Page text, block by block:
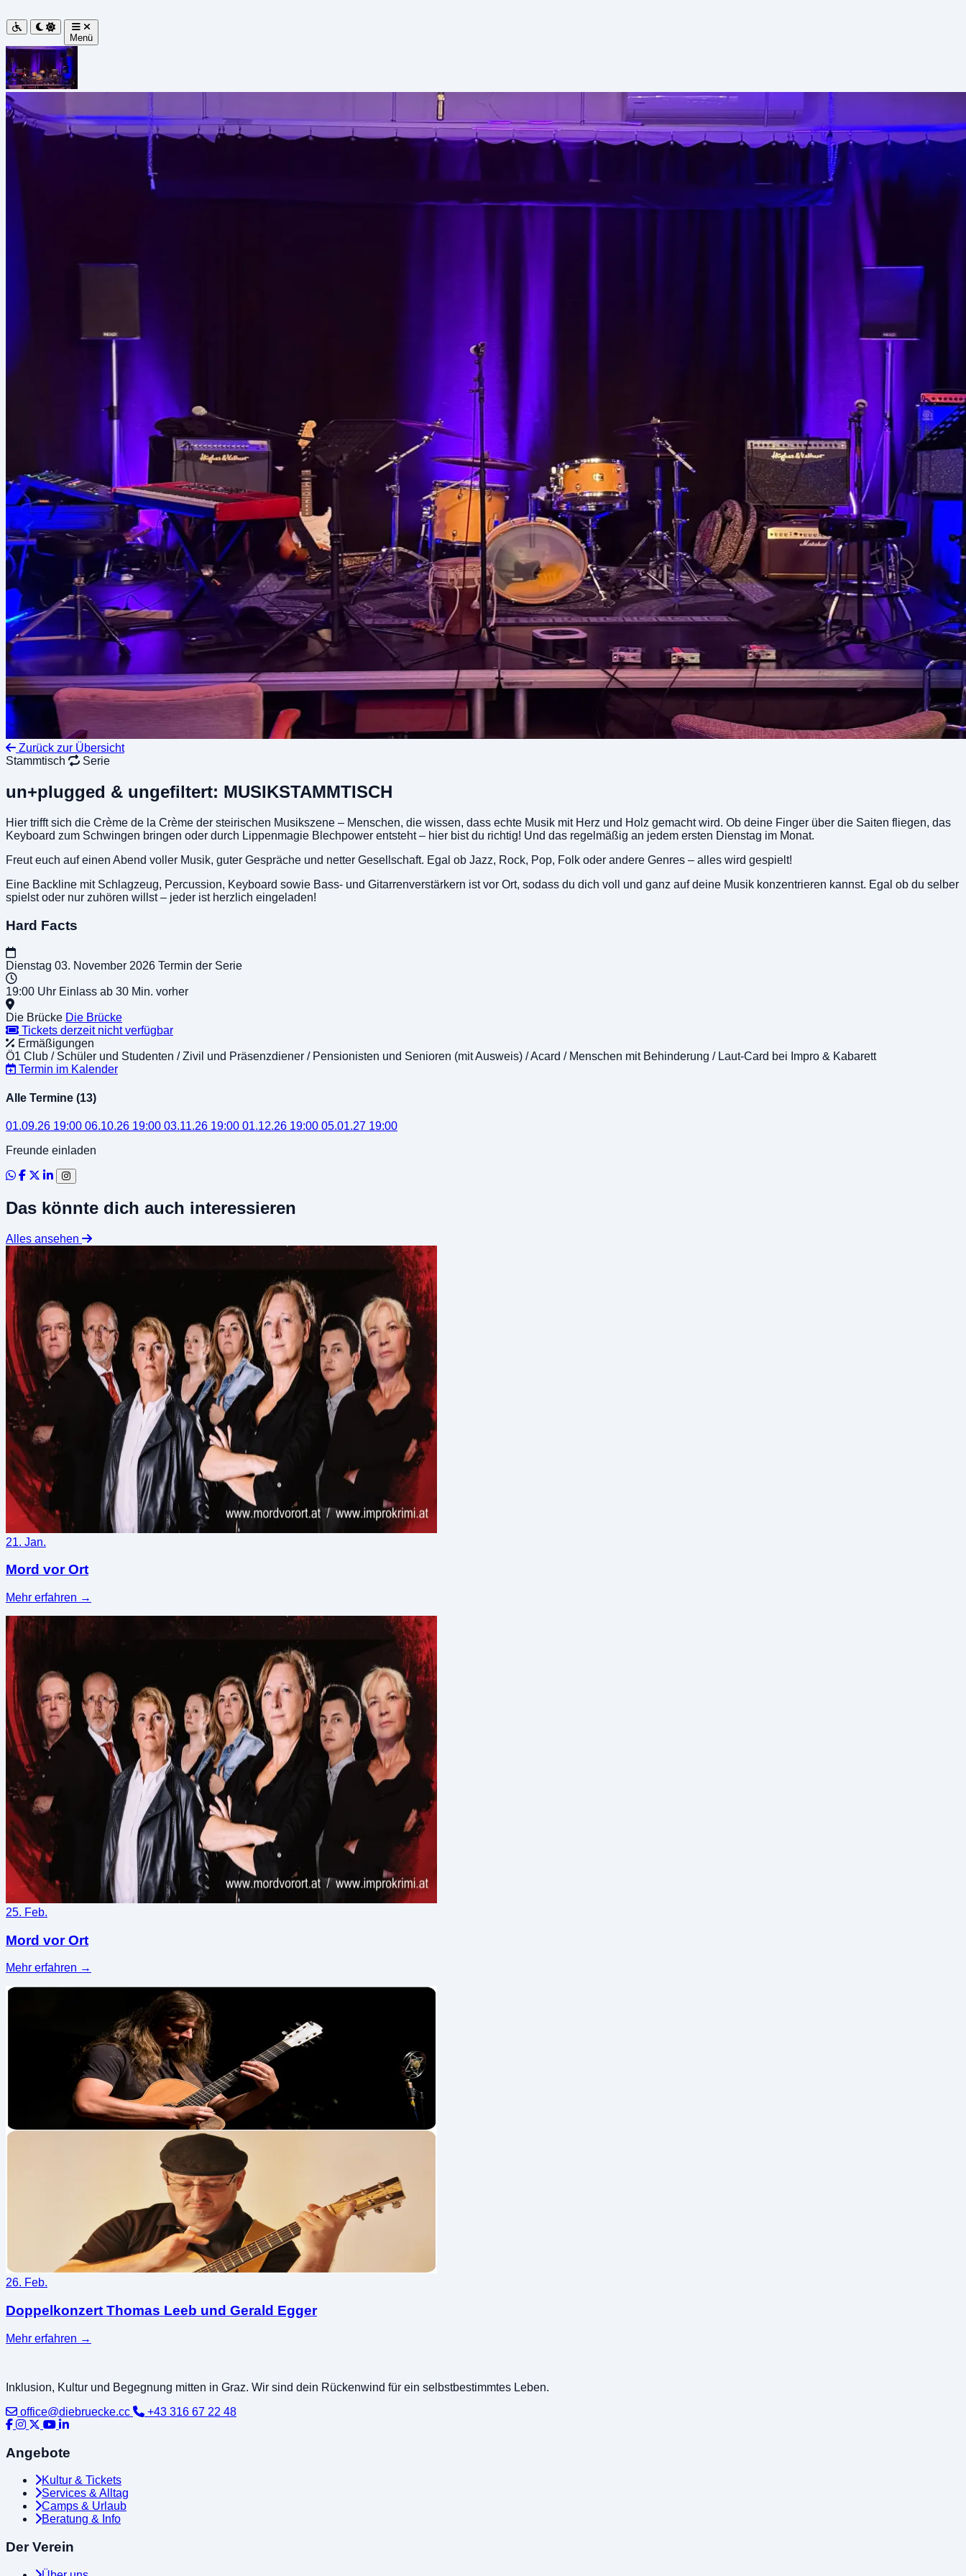
Die Brücke.
Menü
Schließen
Navigation
01
KalenderTermine & Kultur.
02
AngeboteBegleitung & Alltag.
Cit-Trips & Sommercamps.
Team & Mission.
40 Jahre Zeitreise.
Shop
Anfahrt & Hallo.
Grabenstraße 39a, 8010 Graz
Zurück zur Übersicht
Stammtisch
Serie
un+plugged & ungefiltert: MUSIKSTAMMTISCH
Hier trifft sich die Crème de la Crème der steirischen Musikszene – Menschen, die wissen, dass echte Musik mit Herz und Holz gemacht wird. Ob deine Finger über die Saiten fliegen, das
Keyboard zum Schwingen bringen oder durch Lippenmagie Blechpower entsteht – hier bist du richtig! Und das regelmäßig an jedem ersten Dienstag im Monat.
Freut euch auf einen Abend voller Musik, guter Gespräche und netter Gesellschaft. Egal ob Jazz, Rock, Pop, Folk oder andere Genres – alles wird gespielt!
Eine Backline mit Schlagzeug, Percussion, Keyboard sowie Bass- und Gitarrenverstärkern ist vor Ort, sodass du dich voll und ganz auf deine Musik konzentrieren kannst. Egal ob du selber
spielst oder nur zuhören willst – jeder ist herzlich eingeladen!
Hard Facts
Dienstag 03. November 2026 Termin der Serie
19:00 Uhr Einlass ab 30 Min. vorher
Die Brücke Die Brücke
Tickets derzeit nicht verfügbar
Ermäßigungen
Ö1 Club / Schüler und Studenten / Zivil und Präsenzdiener / Pensionisten und Senioren (mit Ausweis) / Acard / Menschen mit Behinderung / Laut-Card bei Impro & Kabarett
Termin im Kalender
Alle Termine (13)
01.09.26 19:00 06.10.26 19:00 03.11.26 19:00 01.12.26 19:00 05.01.27 19:00
Freunde einladen
Das könnte dich auch interessieren
Alles ansehen
21. Jan.
Mord vor Ort
Mehr erfahren →
25. Feb.
Mord vor Ort
Mehr erfahren →
26. Feb.
Doppelkonzert Thomas Leeb und Gerald Egger
Mehr erfahren →
Inklusion, Kultur und Begegnung mitten in Graz. Wir sind dein Rückenwind für ein selbstbestimmtes Leben.
office@diebruecke.cc
+43 316 67 22 48
Angebote
Kultur & Tickets
Services & Alltag
Camps & Urlaub
Beratung & Info
Der Verein